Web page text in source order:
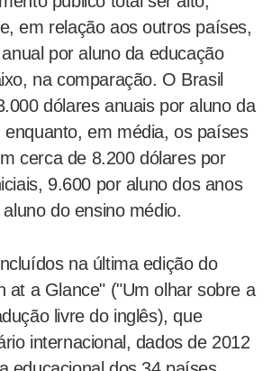
em relação aos outros países,
por aluno da educação
na comparação. O Brasil
dólares anuais por aluno da
enquanto, em média, os países
cerca de 8.200 dólares por
9.600 por aluno dos anos
do ensino médio.
na última edição do
at a Glance" ("Um olhar sobre a
livre do inglês), que
internacional, dados de 2012